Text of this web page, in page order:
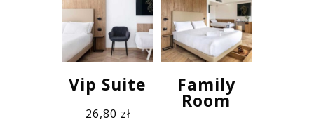
Vip Suite
26,80 zł
Family
Room